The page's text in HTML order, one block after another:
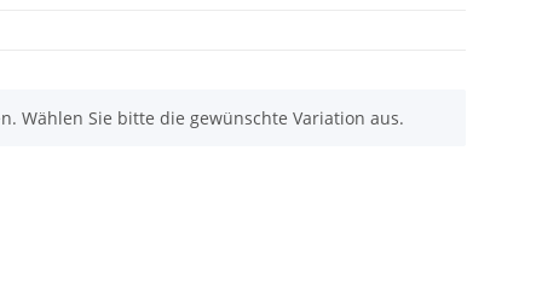
Wählen Sie bitte die gewünschte Variation aus.